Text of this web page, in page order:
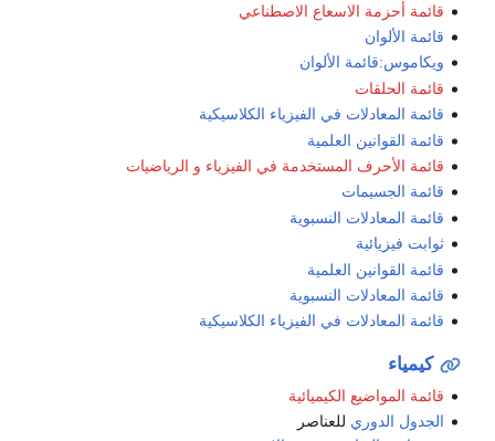
قائمة أحزمة الاسعاع الاصطناعي
قائمة الألوان
ويكاموس:قائمة الألوان
قائمة الحلقات
قائمة المعادلات في الفيزياء الكلاسيكية
قائمة القوانين العلمية
قائمة الأحرف المستخدمة في الفيزياء و الرياضيات
قائمة الجسيمات
قائمة المعادلات النسبوية
ثوابت فيزيائية
قائمة القوانين العلمية
قائمة المعادلات النسبوية
قائمة المعادلات في الفيزياء الكلاسيكية
كيمياء
قائمة المواضيع الكيميائية
الجدول الدوري للعناصر